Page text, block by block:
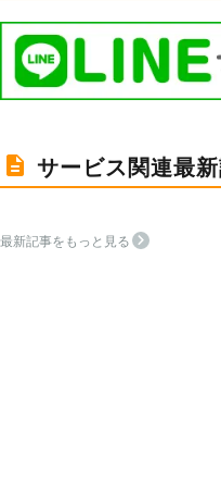
サービス関連最
最新記事をもっと見る